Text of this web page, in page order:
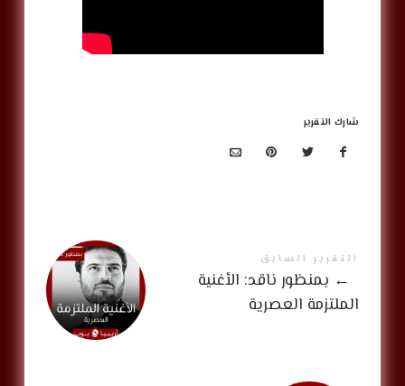
شارك التقرير
التقرير السابق
← بمنظور ناقد: الأغنية
الملتزمة العصرية